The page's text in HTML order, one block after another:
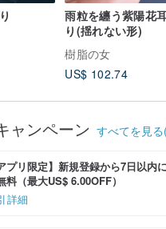
雨粒を纏う紫陽花
り(揺れない形)
樹脂の女
US$ 102.74
ャンペーン すべてを見
プリ限定】新規登録から7日以
料（最大US$ 6.00OFF）
詳細